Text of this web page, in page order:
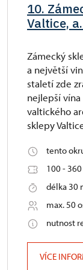
10.
Valtice,
Zámecký
a největší
staletí zde
nejlepší
valtického
sklepy
tento
100 -
délka 30
max. 50
nutnost
VÍCE